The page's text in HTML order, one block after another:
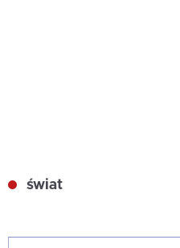
świat